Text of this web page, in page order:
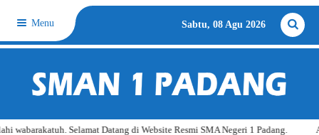
Menu Sabtu, 08 Agu 2026
Selamat Datang di Website Resmi SMA Negeri 1 Padang.